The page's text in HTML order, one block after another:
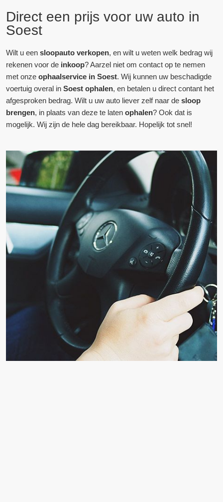
Direct een prijs voor uw auto in
Soest
Wilt u een sloopauto verkopen, en wilt u weten welk bedrag wij
rekenen voor de inkoop? Aarzel niet om contact op te nemen
met onze ophaalservice in Soest. Wij kunnen uw beschadigde
voertuig overal in Soest ophalen, en betalen u direct contant het
afgesproken bedrag. Wilt u uw auto liever zelf naar de sloop
brengen, in plaats van deze te laten ophalen? Ook dat is
mogelijk. Wij zijn de hele dag bereikbaar. Hopelijk tot snel!